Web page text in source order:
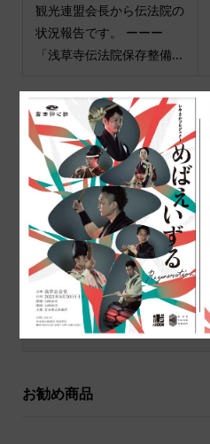
観光連盟会長から伝法院の
状況報告です。 ーーー
「浅草寺伝法院保存整備...
商品カテゴリ
商品ジャンル
ポチ袋
和小物
祝儀袋
お勧め商品